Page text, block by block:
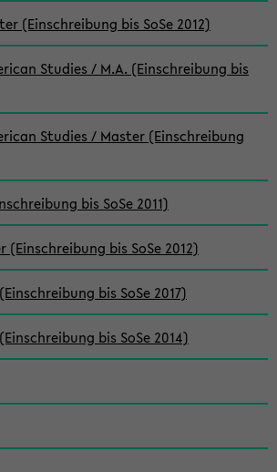
(Einschreibung bis SoSe 2012)
Studies / M.A. (Einschreibung bis
Studies / Master (Einschreibung
bis SoSe 2011)
(Einschreibung bis SoSe 2012)
bis SoSe 2017)
bis SoSe 2014)